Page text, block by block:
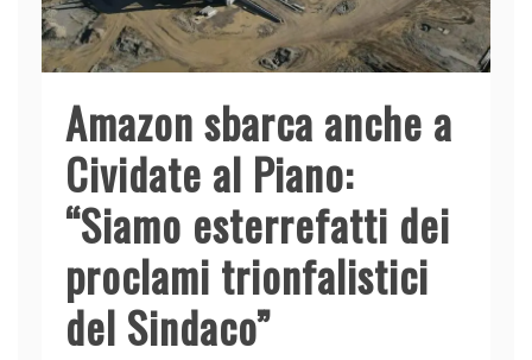
Amazon sbarca anche a
Cividate al Piano:
“Siamo esterrefatti dei
proclami trionfalistici
del Sindaco”